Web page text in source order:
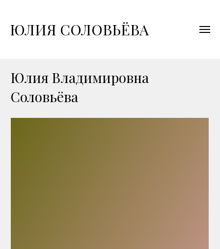
ЮЛИЯ СОЛОВЬЁВА
Юлия Владимировна
Соловьёва